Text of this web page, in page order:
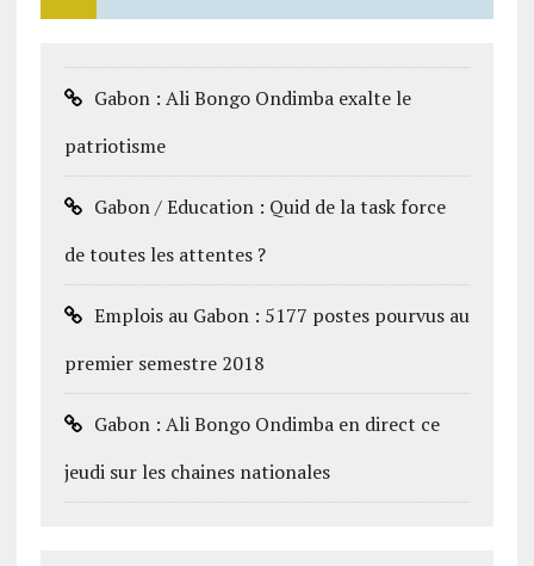
Gabon : Ali Bongo Ondimba exalte le
patriotisme
Gabon / Education : Quid de la task force
de toutes les attentes ?
Emplois au Gabon : 5177 postes pourvus au
premier semestre 2018
Gabon : Ali Bongo Ondimba en direct ce
jeudi sur les chaines nationales